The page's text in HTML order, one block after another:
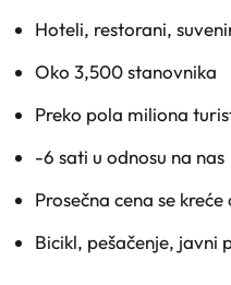
Hoteli, restorani,
Oko 3,500 stanovnika
Preko pola miliona
-6 sati u odnosu na nas
Prosečna cena se
Bicikl, pešačenje, javni